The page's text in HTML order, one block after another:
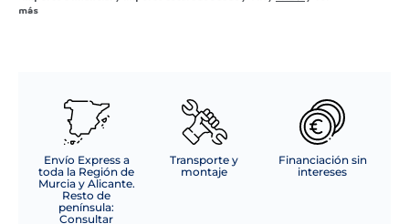
más
Envío Express a
toda la Región de
Murcia y Alicante.
Resto de
península:
Consultar
Transporte y
montaje
Financiación sin
intereses